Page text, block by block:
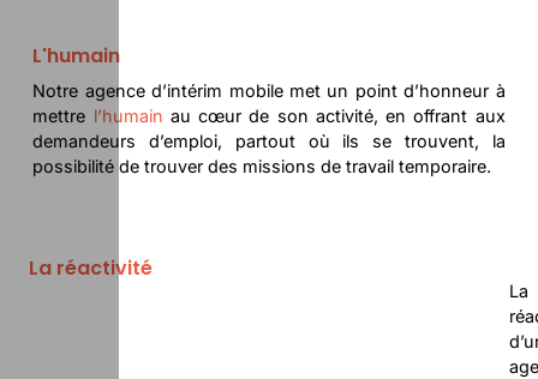
L'humain
Notre agence d’intérim mobile met un point d’honneur à
mettre l’humain au cœur de son activité, en offrant aux
demandeurs d’emploi, partout où ils se trouvent, la
possibilité de trouver des missions de travail temporaire.
La réactivité
La